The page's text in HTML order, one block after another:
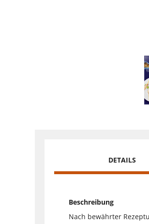
DETAILS
Beschreibung
Nach bewährter